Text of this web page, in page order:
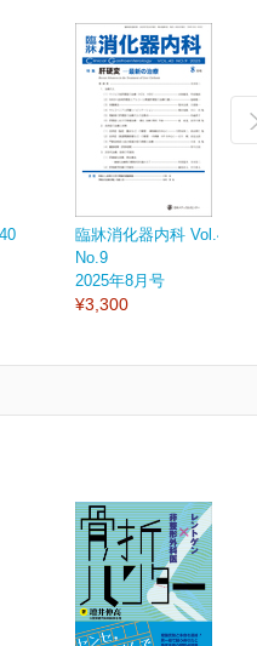
臨牀消化器内科 Vol.40
No.9
2025年8月号
¥3,300